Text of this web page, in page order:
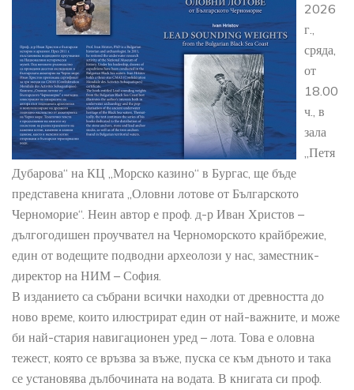
2026
г.,
сряда,
от
18.00
ч., в
зала
„Петя
Дубарова“ на КЦ „Морско казино“ в Бургас, ще бъде
представена книгата „Оловни лотове от Българското
Черноморие“. Неин автор е проф. д-р Иван Христов –
дългогодишен проучвател на Черноморското крайбрежие,
един от водещите подводни археолози у нас, заместник-
директор на НИМ – София.
В изданието са събрани всички находки от древността до
ново време, които илюстрират един от най-важните, и може
би най-стария навигационен уред – лота. Това е оловна
тежест, която се връзва за въже, пуска се към дъното и така
се установява дълбочината на водата. В книгата си проф.